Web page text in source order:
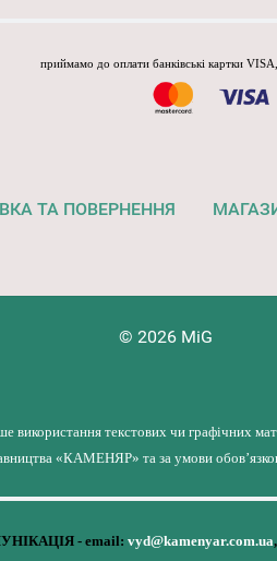
приймамо до оплати банківські картки
ТА ПОВЕРНЕННЯ
© 2026 MiG
використання текстових чи графічних
«КАМЕНЯР» та за умови
- email: vyd@kamenyar.com.ua,